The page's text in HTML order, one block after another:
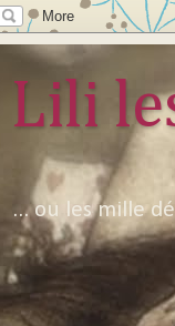
Lili
... ou les mille